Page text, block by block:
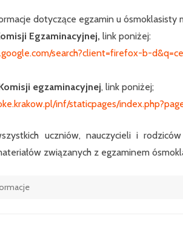
dotyczące egzamin u ósmoklasisty
Egzaminacyjnej, link poniżej:
search?client=firefox-b-
egzaminacyjnej, link poniżej;
inf/staticpages/
uczniów, nauczycieli i
związanych z egzaminem